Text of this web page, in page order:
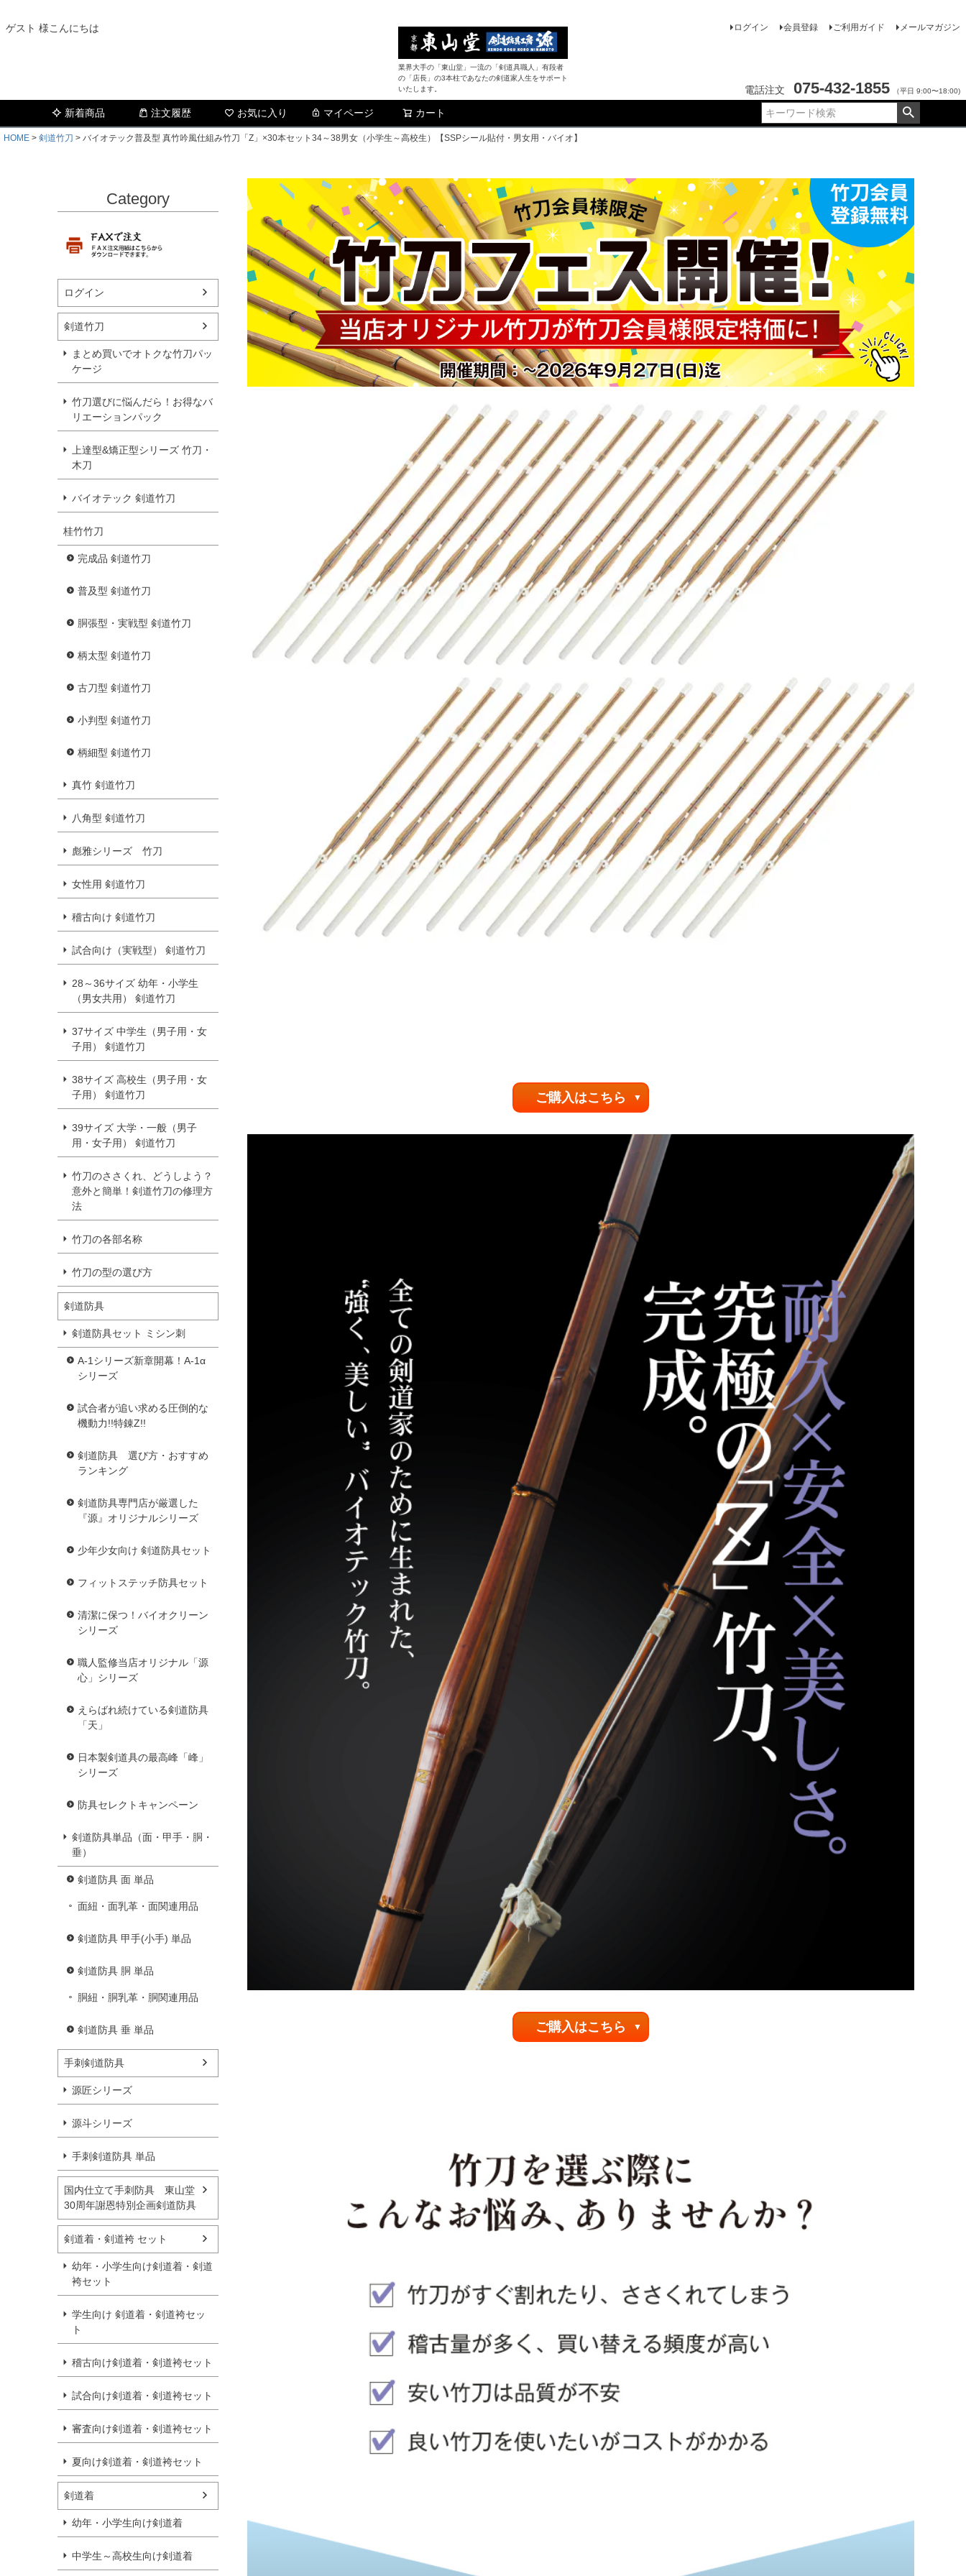
ゲスト 様こんにちは
業界大手の「東山堂」一流の「剣道具職人」有段者
の「店長」の3本柱であなたの剣道家人生をサポート
いたします。
ログイン 会員登録 ご利用ガイド メールマガジン
電話注文 075-432-1855 （平日 9:00〜18:00)
新着商品 注文履歴 お気に入り マイページ カート
HOME 剣道竹刀 バイオテック普及型 真竹吟風仕組み竹刀「Z」×30本セット34～38男女（小学生～高校生）【SSPシール貼付・男女用・バイオ】
Category
ログイン
剣道竹刀
まとめ買いでオトクな竹刀パッ
ケージ
竹刀選びに悩んだら！お得なバ
リエーションパック
上達型&矯正型シリーズ 竹刀・
木刀
バイオテック 剣道竹刀
桂竹竹刀
完成品 剣道竹刀
普及型 剣道竹刀
胴張型・実戦型 剣道竹刀
柄太型 剣道竹刀
古刀型 剣道竹刀
小判型 剣道竹刀
柄細型 剣道竹刀
真竹 剣道竹刀
八角型 剣道竹刀
彪雅シリーズ 竹刀
女性用 剣道竹刀
稽古向け 剣道竹刀
試合向け（実戦型） 剣道竹刀
28～36サイズ 幼年・小学生
（男女共用） 剣道竹刀
37サイズ 中学生（男子用・女
子用） 剣道竹刀
38サイズ 高校生（男子用・女
子用） 剣道竹刀
39サイズ 大学・一般（男子
用・女子用） 剣道竹刀
竹刀のささくれ、どうしよう？
意外と簡単！剣道竹刀の修理方
法
竹刀の各部名称
竹刀の型の選び方
剣道防具
剣道防具セット ミシン刺
A-1シリーズ新章開幕！A-1α
シリーズ
試合者が追い求める圧倒的な
機動力!!特錬Z!!
剣道防具 選び方・おすすめ
ランキング
剣道防具専門店が厳選した
『源』オリジナルシリーズ
少年少女向け 剣道防具セット
フィットステッチ防具セット
清潔に保つ！バイオクリーン
シリーズ
職人監修当店オリジナル「源
心」シリーズ
えらばれ続けている剣道防具
「天」
日本製剣道具の最高峰「峰」
シリーズ
防具セレクトキャンペーン
剣道防具単品（面・甲手・胴・
垂）
剣道防具 面 単品
面紐・面乳革・面関連用品
剣道防具 甲手(小手) 単品
剣道防具 胴 単品
胴紐・胴乳革・胴関連用品
剣道防具 垂 単品
手刺剣道防具
源匠シリーズ
源斗シリーズ
手刺剣道防具 単品
国内仕立て手刺防具 東山堂
30周年謝恩特別企画剣道防具
剣道着・剣道袴 セット
幼年・小学生向け剣道着・剣道
袴セット
学生向け 剣道着・剣道袴セッ
ト
稽古向け剣道着・剣道袴セット
試合向け剣道着・剣道袴セット
審査向け剣道着・剣道袴セット
夏向け剣道着・剣道袴セット
剣道着
幼年・小学生向け剣道着
中学生～高校生向け剣道着
ご購入はこちら
ご購入はこちら